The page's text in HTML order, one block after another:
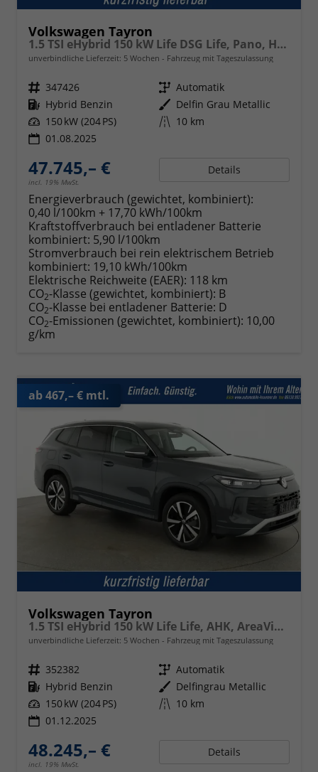
Volkswagen Tayron
1.5 TSI eHybrid 150 kW Life DSG Life, Pano, HuD, AHK, LED-Plus, Navi, 18-Zoll, 5-J Garantie
unverbindliche Lieferzeit: 5 Wochen Fahrzeug mit Tageszulassung
Fahrzeugnr. 347426 Getriebe Automatik
Kraftstoff Hybrid Benzin Außenfarbe Delfin Grau Metallic
Leistung 150 kW (204 PS) Kilometerstand 10 km
01.08.2025
47.745,– €
incl. 19% MwSt.
Details
Energieverbrauch (gewichtet, kombiniert):
0,40 l/100km + 17,70 kWh/100km
Kraftstoffverbrauch bei entladener Batterie
kombiniert: 5,90 l/100km
Stromverbrauch bei rein elektrischem Betrieb
kombiniert: 19,10 kWh/100km
Elektrische Reichweite (EAER): 118 km
CO2-Klasse (gewichtet, kombiniert): B
CO2-Klasse bei entladener Batterie: D
CO2-Emissionen (gewichtet, kombiniert): 10,00
g/km
ab 467,– € mtl.
Volkswagen Tayron
1.5 TSI eHybrid 150 kW Life Life, AHK, AreaView, Side, Navi, Winter, 5-J. Garantie
unverbindliche Lieferzeit: 5 Wochen Fahrzeug mit Tageszulassung
Fahrzeugnr. 352382 Getriebe Automatik
Kraftstoff Hybrid Benzin Außenfarbe Delfingrau Metallic
Leistung 150 kW (204 PS) Kilometerstand 10 km
01.12.2025
48.245,– €
incl. 19% MwSt.
Details